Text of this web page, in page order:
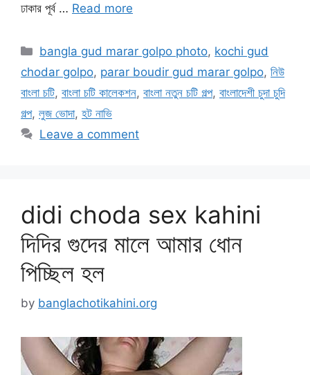
ঢাকার পূর্ব … Read more
Categories
bangla gud marar golpo photo, kochi gud
chodar golpo, parar boudir gud marar golpo, নিউ
বাংলা চটি, বাংলা চটি কালেকশন, বাংলা নতুন চটি গল্প, বাংলাদেশী চুদা চুদি
গল্প, লুজ ভোদা, হট নাভি
Leave a comment
didi choda sex kahini
দিদির গুদের মালে আমার ধোন
পিচ্ছিল হল
by banglachotikahini.org